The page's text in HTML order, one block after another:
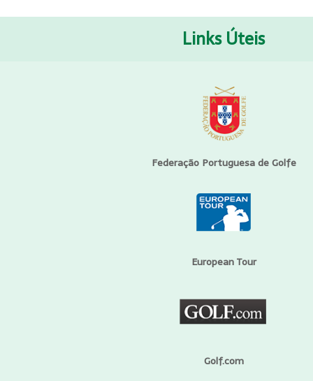
Links Úteis
Federação Portuguesa de Golfe
European Tour
Golf.com